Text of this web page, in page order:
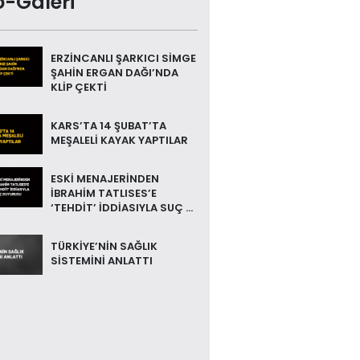
ERZİNCANLI ŞARKICI SİMGE
ŞAHİN ERGAN DAĞI’NDA
KLİP ÇEKTİ
KARS’TA 14 ŞUBAT’TA
MEŞALELİ KAYAK YAPTILAR
ESKİ MENAJERİNDEN
İBRAHİM TATLISES’E
‘TEHDİT’ İDDİASIYLA SUÇ ...
TÜRKİYE’NİN SAĞLIK
SİSTEMİNİ ANLATTI